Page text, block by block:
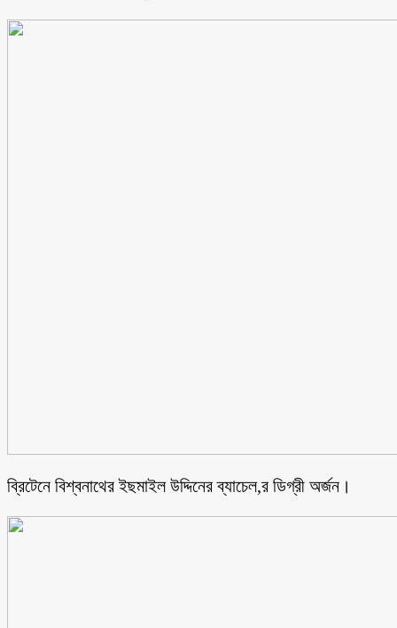
ব্রিটেনে বিশ্বনাথের ইছমাইল উদ্দিনের ব্যাচেল,র ডিগ্রী অর্জন।